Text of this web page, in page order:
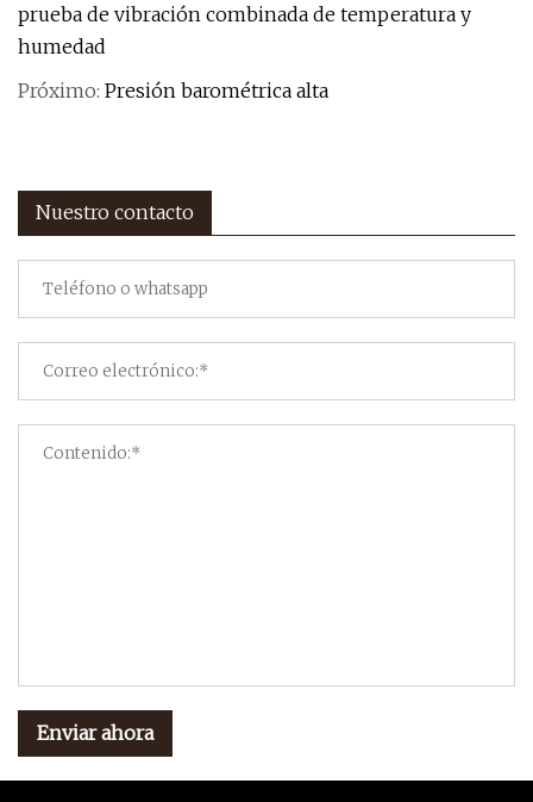
prueba de vibración combinada de temperatura y
humedad
Próximo: Presión barométrica alta
Nuestro contacto
Enviar ahora